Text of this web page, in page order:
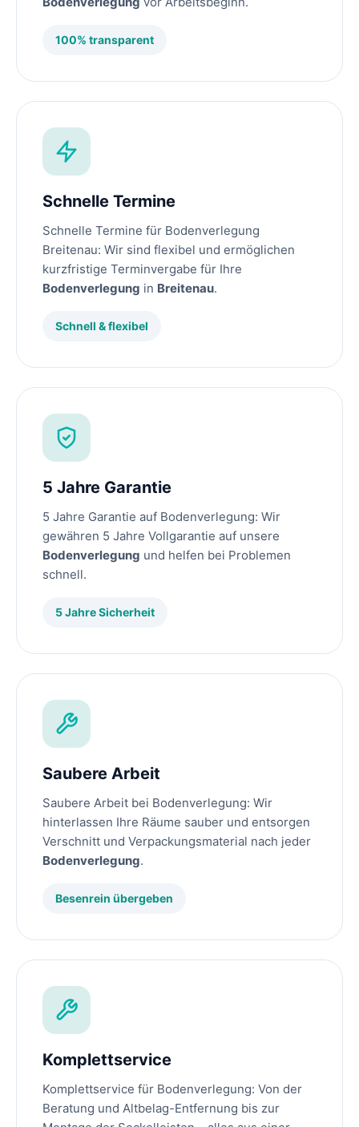
100% transparent
Schnelle Termine
Schnelle Termine für Bodenverlegung
Breitenau: Wir sind flexibel und ermöglichen
kurzfristige Terminvergabe für Ihre
Bodenverlegung in Breitenau.
Schnell & flexibel
5 Jahre Garantie
5 Jahre Garantie auf Bodenverlegung: Wir
gewähren 5 Jahre Vollgarantie auf unsere
Bodenverlegung und helfen bei Problemen
schnell.
5 Jahre Sicherheit
Saubere Arbeit
Saubere Arbeit bei Bodenverlegung: Wir
hinterlassen Ihre Räume sauber und entsorgen
Verschnitt und Verpackungsmaterial nach jeder
Bodenverlegung.
Besenrein übergeben
Komplettservice
Komplettservice für Bodenverlegung: Von der
Beratung und Altbelag-Entfernung bis zur